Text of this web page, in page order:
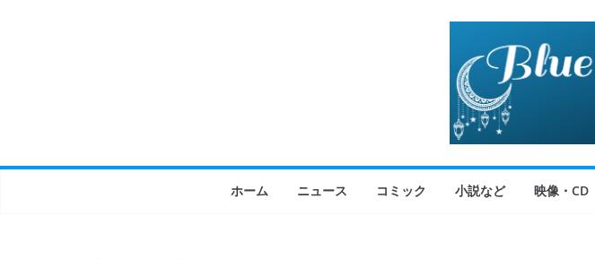
ホーム ニュース コミック 小説など 映像・CD